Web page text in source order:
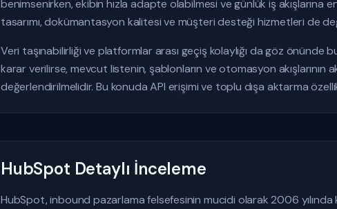
benimsenirken, ekibin hızla adapte olabilmesi ve günlük iş
tasarımı, dokümantasyon kalitesi ve müşteri desteği hizmetleri de
Veri taşınabilirliği ve platformlar arası geçiş kolaylığı da göz önünde
karar verilirse, mevcut listenin, şablonların ve otomasyon akışlarının
değerlendirilmelidir. Bu konuda API erişimi ve toplu dışa aktarma
HubSpot Detaylı İnceleme
HubSpot, inbound pazarlama felsefesinin mucidi olarak 2006